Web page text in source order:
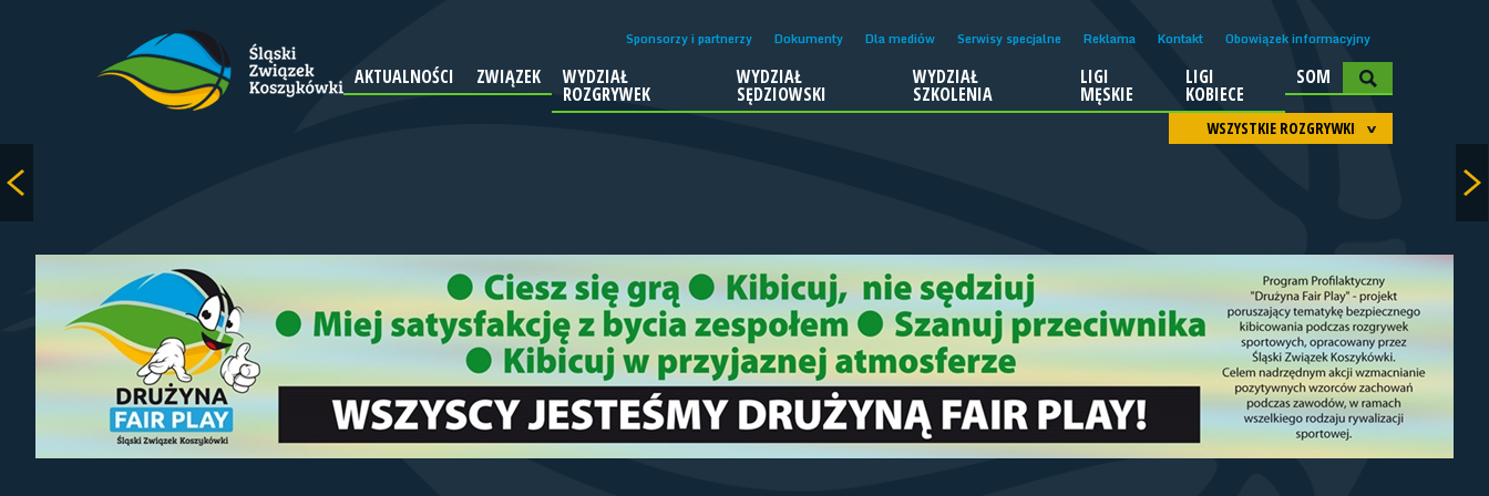
Sponsorzy i partnerzy Dokumenty Dla mediów Serwisy specjalne Reklama Kontakt Obowiązek informacyjny
AKTUALNOŚCI ZWIĄZEK WYDZIAŁ
ROZGRYWEK
WYDZIAŁ
SĘDZIOWSKI
WYDZIAŁ
SZKOLENIA
LIGI
MĘSKIE
LIGI
KOBIECE
SOM
WSZYSTKIE ROZGRYWKI